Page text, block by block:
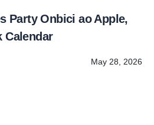
Party Onbici ao Apple,
Calendar
May 28, 2026